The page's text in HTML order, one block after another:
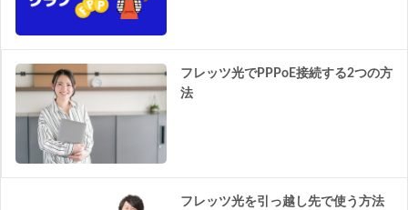
フレッツ光でPPPoE接続する2つの方
法
フレッツ光を引っ越し先で使う方法